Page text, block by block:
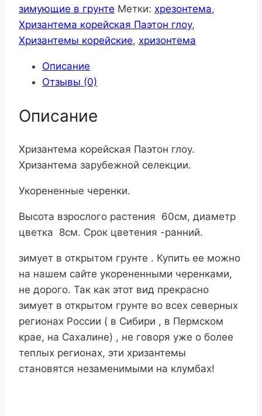
зимующие в грунте Метки: хрезонтема,
Хризантема корейская Паэтон глоу,
Хризантемы корейские, хризонтема
Описание
Отзывы (0)
Описание
Хризантема корейская Паэтон глоу.
Хризантема зарубежной селекции.
Укорененные черенки.
Высота взрослого растения 60см, диаметр
цветка 8см. Срок цветения -ранний.
зимует в открытом грунте . Купить ее можно
на нашем сайте укорененными черенками,
не дорого. Так как этот вид прекрасно
зимует в открытом грунте во всех северных
регионах России ( в Сибири , в Пермском
крае, на Сахалине) , не говоря уже о более
теплых регионах, эти хризантемы
становятся незаменимыми на клумбах!